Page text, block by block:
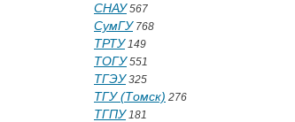
СНАУ567
СумГУ768
ТРТУ149
ТОГУ551
ТГЭУ325
ТГУ (Томск) 276
ТГПУ181